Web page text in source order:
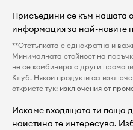
Присъедини се към нашата
информация за най-новите
**Отстъпката е еднократна и
Минималната стойност на
не се комбинира с други
Клуб. Някои продукти са
откриете тук: изключения от
Искаме входящата ти поща
наистина те интересува.